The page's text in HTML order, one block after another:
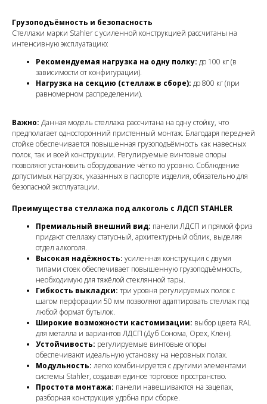
Грузоподъёмность и безопасность
Стеллажи марки Stahler с усиленной конструкцией рассчитаны на
интенсивную эксплуатацию:
Рекомендуемая нагрузка на одну полку: до 100 кг (в
зависимости от конфигурации).
Нагрузка на секцию (стеллаж в сборе): до 800 кг (при
равномерном распределении).
Важно: Данная модель стеллажа рассчитана на одну стойку, что
предполагает односторонний пристенный монтаж. Благодаря передней
стойке обеспечивается повышенная грузоподъёмность как навесных
полок, так и всей конструкции. Регулируемые винтовые опоры
позволяют установить оборудование чётко по уровню. Соблюдение
допустимых нагрузок, указанных в паспорте изделия, обязательно для
безопасной эксплуатации.
Преимущества стеллажа под алкоголь с ЛДСП STAHLER
Премиальный внешний вид: панели ЛДСП и прямой фриз
придают стеллажу статусный, архитектурный облик, выделяя
отдел алкоголя.
Высокая надёжность: усиленная конструкция с двумя
типами стоек обеспечивает повышенную грузоподъёмность,
необходимую для тяжёлой стеклянной тары.
Гибкость выкладки: три уровня регулируемых полок с
шагом перфорации 50 мм позволяют адаптировать стеллаж под
любой формат бутылок.
Широкие возможности кастомизации: выбор цвета RAL
для металла и вариантов ЛДСП (Дуб Сонома, Орех, Клён).
Устойчивость: регулируемые винтовые опоры
обеспечивают идеальную установку на неровных полах.
Модульность: легко комбинируется с другими элементами
системы Stahler, создавая единое торговое пространство.
Простота монтажа: панели навешиваются на зацепах,
разборная конструкция удобна при сборке.